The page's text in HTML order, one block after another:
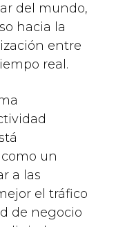
del mundo,
hacia la
entre
real.
un
a las
el tráfico
de negocio